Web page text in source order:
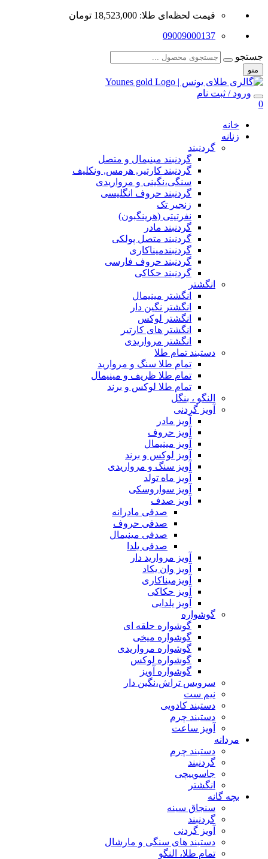
قیمت لحظه‌ای طلا: 18,523,000 تومان
09009000137
جستجو
منو
ورود / ثبت نام
0
خانه
زنانه
گردنبند
گردنبند مینیمال و متصل
گردنبند کارتیر, هرمس, ونکلیف
سنگی،نگینی و مرواریدی
گردنبند حروف انگلیسی
زنجیر تک
نفرتیتی (هرینگبون)
گردنبند مادر
گردنبند متصل پولکی
گردنبندمیناکاری
گردنبند حروف فارسی
گردنبند حکاکی
انگشتر
انگشتر مینیمال
انگشتر نگین دار
انگشتر لوکس
انگشتر های کارتیر
انگشتر مرواریدی
دستبند تمام طلا
تمام طلا سنگ و مروارید
تمام طلا ظریف و مینیمال
تمام طلا لوکس و برند
النگو ، بنگل
آویز گردنی
آویز مادر
آویز حروف
آویز مینیمال
آویز لوکس و برند
آویز سنگ و مرواریدی
آویز ماه تولد
آویز سواروسکی
آویز صدف
صدفی مادرانه
صدفی حروف
صدفی مینیمال
صدفی یلدا
آویز مروارید دار
آویز وان یکاد
آویزمیناکاری
آویز حکاکی
آویز یلدایی
گوشواره
گوشواره حلقه ای
گوشواره میخی
گوشواره مرواریدی
گوشواره لوکس
گوشواره آویز
سرویس تراش،نگین دار
نیم ست
دستبند کادویی
دستبند چرم
آویز ساعت
مردانه
دستبند چرم
گردنبند
جاسوییچی
انگشتر
بچه گانه
سنجاق سینه
گردنبند
آویز گردنی
دستبند های سنگی و مارشال
تمام طلا، النگو